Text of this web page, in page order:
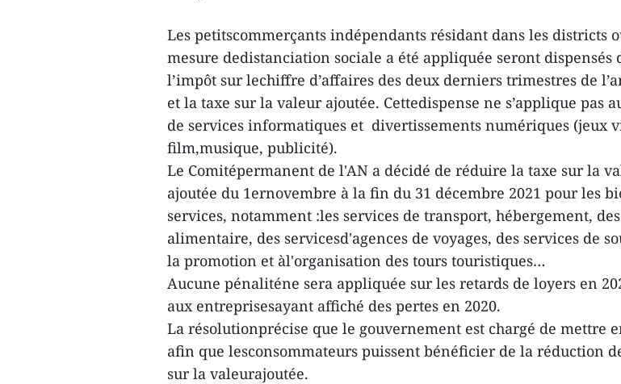
Les petitscommerçants indépendants résidant dans les districts
mesure dedistanciation sociale a été appliquée seront dispensés
l’impôt sur lechiffre d’affaires des deux derniers trimestres de
et la taxe sur la valeur ajoutée. Cettedispense ne s’applique pas
de services informatiques et divertissements numériques (jeux
film,musique, publicité).
Le Comitépermanent de l'AN a décidé de réduire la taxe sur la
ajoutée du 1ernovembre à la fin du 31 décembre 2021 pour les
services, notamment :les services de transport, hébergement,
alimentaire, des servicesd'agences de voyages, des services de
la promotion et àl'organisation des tours touristiques…
Aucune pénaliténe sera appliquée sur les retards de loyers en
aux entreprisesayant affiché des pertes en 2020.
La résolutionprécise que le gouvernement est chargé de mettre
afin que lesconsommateurs puissent bénéficier de la réduction
sur la valeurajoutée.